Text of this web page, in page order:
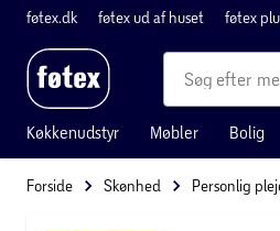
føtex.dk føtex ud af huset føtex
Køkkenudstyr Møbler Bolig
Forside Skønhed Personlig